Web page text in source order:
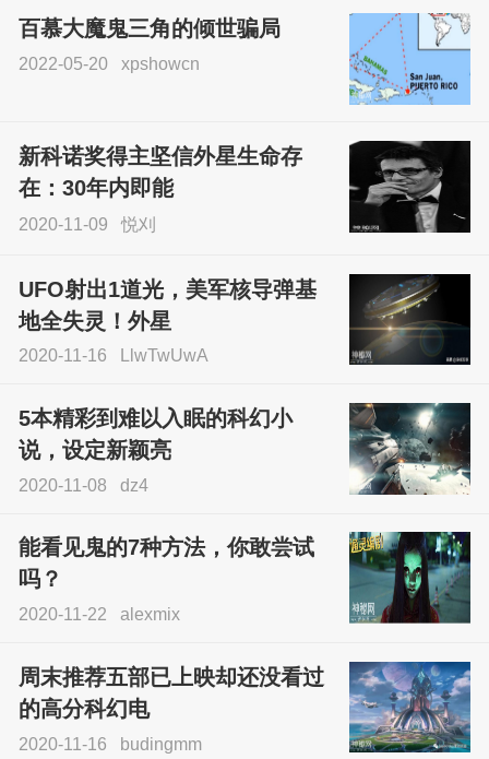
sskfn
百慕大魔鬼三角的倾世骗局
2022-05-20 xpshowcn
新科诺奖得主坚信外星生命存
在：30年内即能
2020-11-09 悦刈
UFO射出1道光，美军核导弹基
地全失灵！外星
2020-11-16 LlwTwUwA
5本精彩到难以入眠的科幻小
说，设定新颖亮
2020-11-08 dz4
能看见鬼的7种方法，你敢尝试
吗？
2020-11-22 alexmix
周末推荐五部已上映却还没看过
的高分科幻电
2020-11-16 budingmm